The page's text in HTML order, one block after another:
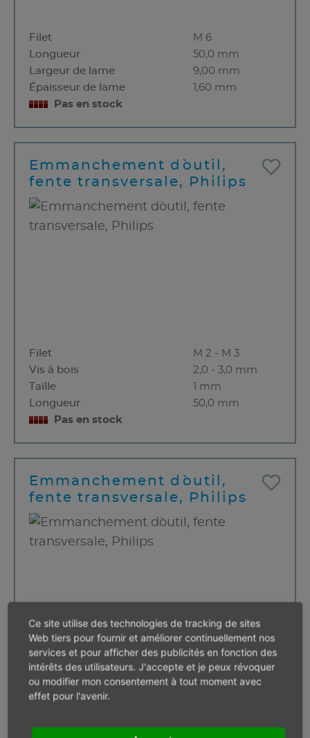
Filet
M 6
Longueur
50,0 mm
Largeur de lame
9,00 mm
Épaisseur de lame
1,60 mm
Pas en stock
Emmanchement d`outil,
fente transversale, Philips
Filet
M 2 - M 3
Vis à bois
2,0 - 3,0 mm
Taille
1 mm
Longueur
50,0 mm
Pas en stock
Emmanchement d`outil,
fente transversale, Philips
Filet
M 3,5 - M 5
Vis à bois
3,5 - 5 mm
Taille
Ce site utilise des technologies de tracking de sites
Web tiers pour fournir et améliorer continuellement nos
services et pour afficher des publicités en fonction des
intérêts des utilisateurs. J'accepte et je peux révoquer
ou modifier mon consentement à tout moment avec
effet pour l'avenir.